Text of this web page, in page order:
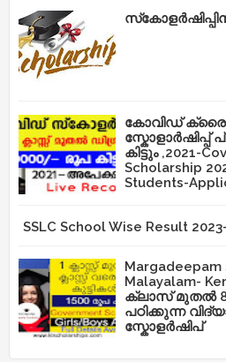
കോവിഡ്
സ്കോളാർഷിപ്പ്
കിട്ടും ,2021-
Scholarship
Students-
SSLC School Wise Result
Margadeepam
Malayalam-
ക്ലാസ് മുതൽ
പഠിക്കുന്ന
സ്കോളർഷിപ്